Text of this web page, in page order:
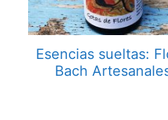
Esencias sueltas:
Bach